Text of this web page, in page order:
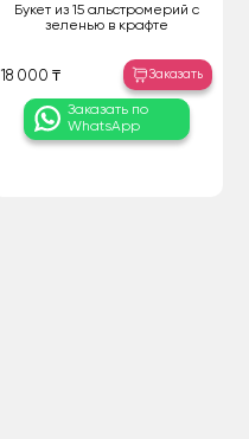
Букет из 15 альстромерий с
зеленью в крафте
18 000 ₸ Заказать
Заказать по
WhatsApp